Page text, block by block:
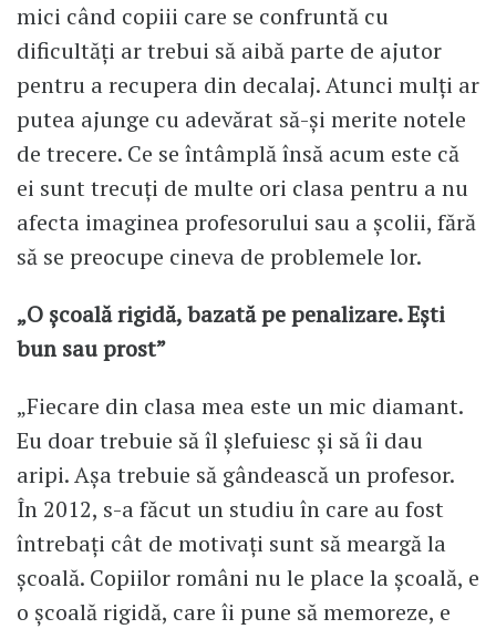
mici când copiii care se confruntă cu
dificultăți ar trebui să aibă parte de ajutor
pentru a recupera din decalaj. Atunci mulți ar
putea ajunge cu adevărat să-și merite notele
de trecere. Ce se întâmplă însă acum este că
ei sunt trecuți de multe ori clasa pentru a nu
afecta imaginea profesorului sau a școlii, fără
să se preocupe cineva de problemele lor.
„O școală rigidă, bazată pe penalizare. Ești
bun sau prost”
„Fiecare din clasa mea este un mic diamant.
Eu doar trebuie să îl șlefuiesc și să îi dau
aripi. Așa trebuie să gândească un profesor.
În 2012, s-a făcut un studiu în care au fost
întrebați cât de motivați sunt să meargă la
școală. Copiilor români nu le place la școală, e
o școală rigidă, care îi pune să memoreze, e